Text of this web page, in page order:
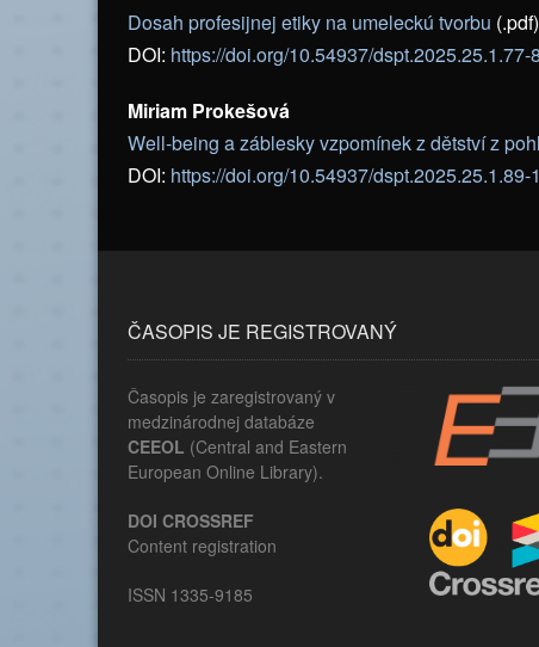
Dosah profesijnej etiky na umeleckú tvorbu (.pdf)
DOI: https://doi.org/10.54937/dspt.2025.25.1.77-
Miriam Prokešová
Well-being a záblesky vzpomínek z dětství z
DOI: https://doi.org/10.54937/dspt.2025.25.1.89-
ČASOPIS JE REGISTROVANÝ
Časopis je zaregistrovaný v
medzinárodnej databáze
CEEOL (Central and Eastern
European Online Library).
DOI CROSSREF
Content registration
ISSN 1335-9185